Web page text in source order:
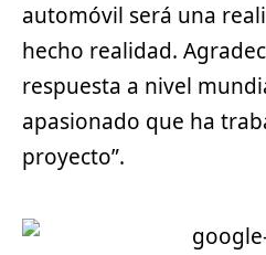
automóvil será una
hecho realidad.
respuesta a nivel
apasionado que ha
proyecto”.